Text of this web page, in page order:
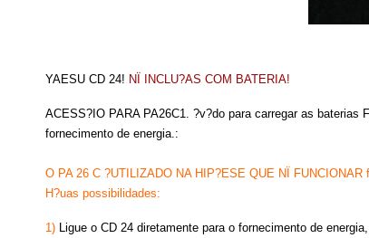
YAESU CD 24! NÏ INCLU?AS COM BATERIA!
ACESS?IO PARA PA26C1. ?v?do para carregar as baterias
fornecimento de energia.:
O PA 26 C ?UTILIZADO NA HIP?ESE QUE NÏ FUNCIONAR
H?uas possibilidades:
1) Ligue o CD 24 diretamente para o fornecimento de